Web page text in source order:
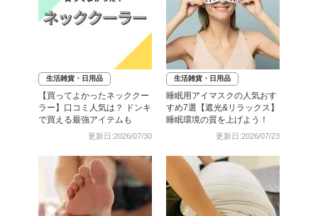
生活雑貨・日用品
【買ってよかったネッククー
ラー】口コミ人気は？ ドンキ
で買える最強アイテムも
更新日:2026/07/30
生活雑貨・日用品
睡眠用アイマスクの人気おす
すめ7選【遮光&リラックス】
睡眠環境の質を上げよう！
更新日:2026/07/23